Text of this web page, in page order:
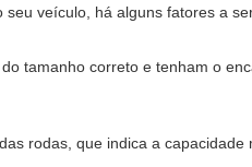
veículo, há alguns fatores a
tamanho correto e tenham o
rodas, que indica a